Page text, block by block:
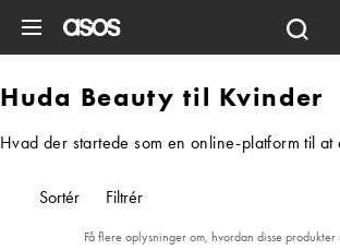
Huda Beauty til Kvinder
Hvad der startede som en online-platform til
Sortér Filtrér
Få flere oplysninger om, hvordan disse produkter